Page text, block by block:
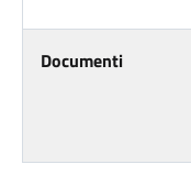
Documenti